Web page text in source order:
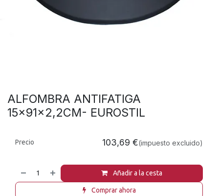
ALFOMBRA ANTIFATIGA
15x91x2,2CM- EUROSTIL
Añadir a la cesta
Comprar ahora
Precio 103,69 €(impuesto excluido)